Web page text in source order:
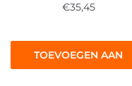
€35,45
TOEVOEGEN AAN